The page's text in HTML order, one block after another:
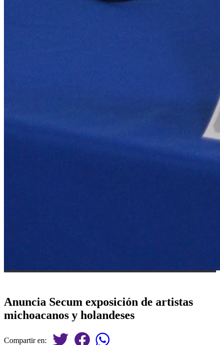
Anuncia Secum exposición de artistas
michoacanos y holandeses
Compartir en: